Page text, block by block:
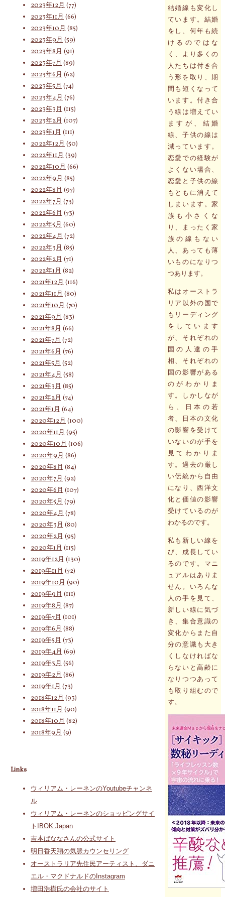
結婚線も変化し
ています。結婚
をし、何年も続
けるのではな
く、より多くの
人たちは付き合
う形を取り、期
間も短くなって
います。付き合
う線は増えてい
ますが、結婚
線、子供の線は
減っています。
恋愛での経験が
よくない場合、
恋愛と子供の線
もともに消えて
しまいます。家
族も小さくな
り、まったく家
族の線もない
人、あっても薄
いものになりつ
つあります。
私はオーストラ
リア以外の国で
もリーディング
をしています
が、それぞれの
国の人達の手
相、それぞれの
国の影響がある
のがわかりま
す。しかしなが
ら、日本の若
者、日本の文化
の影響を受けて
いないのが手を
見てわかりま
す。過去の厳し
い伝統から自由
になり、西洋文
化と価値の影響
受けているのが
わかるのです。
私も新しい線を
び、成長してい
るのです。マニ
ュアルはありま
せん。いろんな
人の手を見て、
新しい線に気づ
き、集合意識の
変化からまた自
分の意識も大き
くしなければな
らないと高齢に
なりつつあって
も取り組むので
す。
2023年12月 (77)
2023年11月 (66)
2023年10月 (85)
2023年9月 (59)
2023年8月 (91)
2023年7月 (89)
2023年6月 (62)
2023年5月 (74)
2023年4月 (76)
2023年3月 (115)
2023年2月 (107)
2023年1月 (111)
2022年12月 (50)
2022年11月 (39)
2022年10月 (66)
2022年9月 (85)
2022年8月 (97)
2022年7月 (73)
2022年6月 (73)
2022年5月 (60)
2022年4月 (72)
2022年3月 (85)
2022年2月 (71)
2022年1月 (82)
2021年12月 (116)
2021年11月 (80)
2021年10月 (70)
2021年9月 (83)
2021年8月 (66)
2021年7月 (72)
2021年6月 (76)
2021年5月 (52)
2021年4月 (58)
2021年3月 (85)
2021年2月 (74)
2021年1月 (64)
2020年12月 (100)
2020年11月 (95)
2020年10月 (106)
2020年9月 (86)
2020年8月 (84)
2020年7月 (92)
2020年6月 (107)
2020年5月 (79)
2020年4月 (78)
2020年3月 (80)
2020年2月 (95)
2020年1月 (115)
2019年12月 (130)
2019年11月 (72)
2019年10月 (90)
2019年9月 (111)
2019年8月 (87)
2019年7月 (101)
2019年6月 (88)
2019年5月 (73)
2019年4月 (69)
2019年3月 (56)
2019年2月 (86)
2019年1月 (73)
2018年12月 (93)
2018年11月 (90)
2018年10月 (82)
2018年9月 (9)
Links
ウィリアム・レーネンのYoutubeチャンネ
ル
ウィリアム・レーネンのショッピングサイ
トIBOK Japan
吉本ばななさんの公式サイト
明日香天翔の気脈カウンセリング
オーストラリア先住民アーティスト、ダニ
エル・マクドナルドのInstagram
増田浩樹氏の会社のサイト